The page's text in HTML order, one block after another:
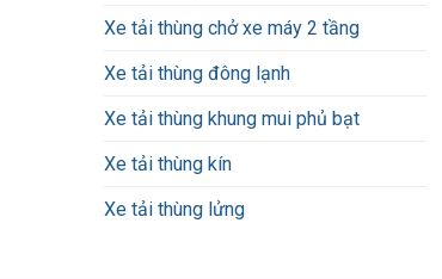
Xe tải thùng chở xe máy 2 tầng
Xe tải thùng đông lạnh
Xe tải thùng khung mui phủ bạt
Xe tải thùng kín
Xe tải thùng lửng